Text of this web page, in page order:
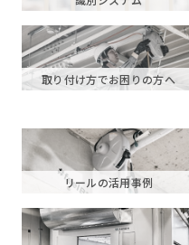
取り付け方でお困りの方へ
リールの活用事例